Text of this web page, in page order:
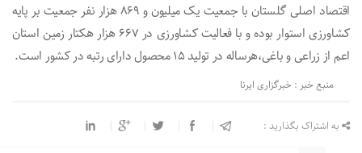
اقتصاد اصلی گلستان با جمعیت یک میلیون و ۸۶۹ هزار نفر جمعیت بر پایه
کشاورزی استوار بوده و با فعالیت کشاورزی در ۶۶۷ هزار هکتار زمین استان
اعم از زراعی و باغی،هرساله در تولید ۱۵ محصول دارای رتبه در کشور است.
منبع خبر : خبرگزاری ایرنا
به اشتراک بگذارید :